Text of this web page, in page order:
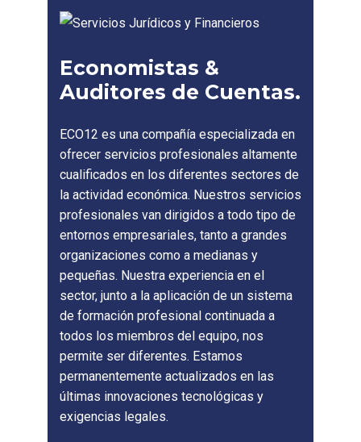
Economistas &
Auditores de Cuentas.
ECO12 es una compañía especializada en
ofrecer servicios profesionales altamente
cualificados en los diferentes sectores de
la actividad económica. Nuestros servicios
profesionales van dirigidos a todo tipo de
entornos empresariales, tanto a grandes
organizaciones como a medianas y
pequeñas. Nuestra experiencia en el
sector, junto a la aplicación de un sistema
de formación profesional continuada a
todos los miembros del equipo, nos
permite ser diferentes. Estamos
permanentemente actualizados en las
últimas innovaciones tecnológicas y
exigencias legales.